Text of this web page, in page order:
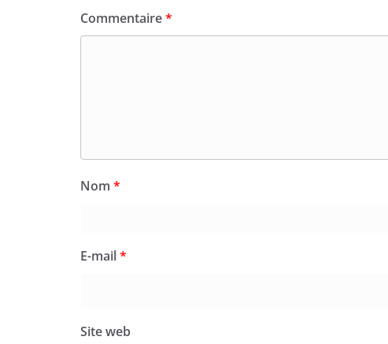
Commentaire*
Nom *
E-mail*
Site web